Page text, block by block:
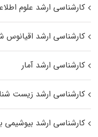
کارشناسی ارشد علوم
کارشناسی ارشد اقیانوس‌
کارشناسی ارشد آمار
کارشناسی ارشد زیست
کارشناسی ارشد بیوشیمی